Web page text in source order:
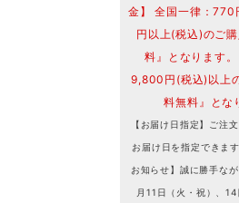
金】 全国一律：
円以上(税込)のご
料』となります
9,800円(税込)以上
料無料』とな
【お届け日指定】ご注
お届け日を指定できま
お知らせ】誠に勝手な
月11日（火・祝）、